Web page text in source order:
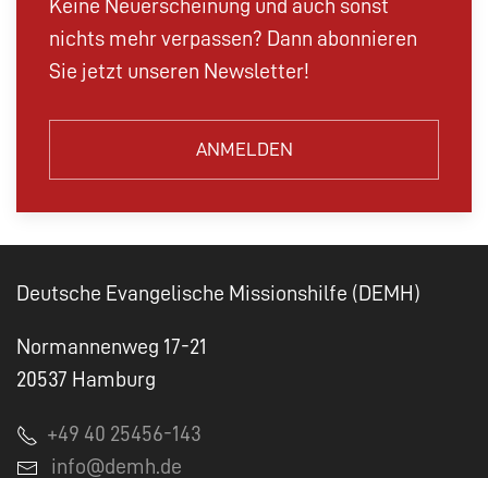
Keine Neuerscheinung und auch sonst
nichts mehr verpassen? Dann abonnieren
Sie jetzt unseren Newsletter!
ANMELDEN
Deutsche Evangelische Missionshilfe (DEMH)
Normannenweg 17-21
20537 Hamburg
+49 40 25456-143
info@demh.de